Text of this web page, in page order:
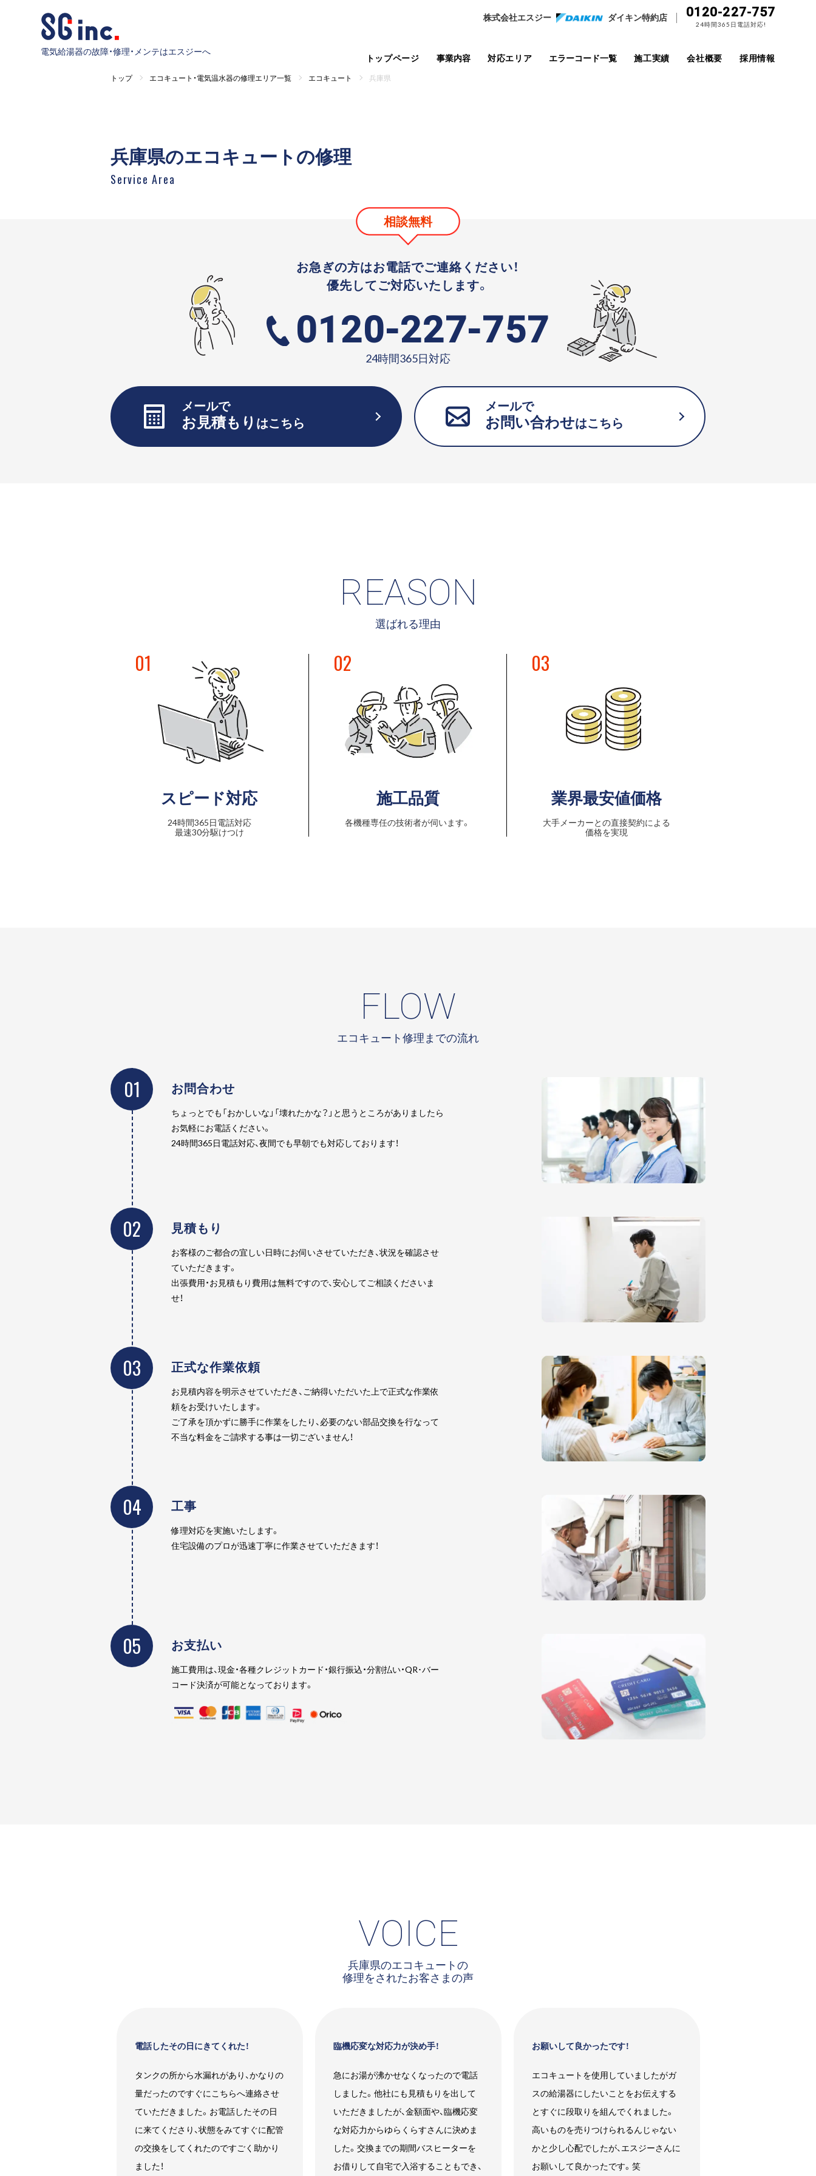
電気給湯器の故障・修理・メンテはエスジーへ
株式会社エスジー ダイキン特約店 0120-227-757
24時間365日電話対応!
トップページ 事業内容 対応エリア エラーコード一覧 施工実績 会社概要 採用情報
トップ エコキュート・電気温水器の修理エリア一覧 エコキュート 兵庫県
兵庫県のエコキュートの修理
Service Area
相談無料
お急ぎの方はお電話でご連絡ください！
優先してご対応いたします。
0120-227-757
24時間365日対応
メールで
お見積もり はこちら
メールで
お問い合わせはこちら
REASON
選ばれる理由
01
スピード対応
24時間365日電話対応
最速30分駆けつけ
02
施工品質
各機種専任の技術者が伺います。
03
業界最安値価格
大手メーカーとの直接契約による
価格を実現
FLOW
エコキュート修理までの流れ
01 お問合わせ
ちょっとでも「おかしいな」「壊れたかな？」と思うところがありましたら
お気軽にお電話ください。
24時間365日電話対応、夜間でも早朝でも対応しております！
02 見積もり
お客様のご都合の宜しい日時にお伺いさせていただき、状況を確認させ
ていただきます。
出張費用・お見積もり費用は無料ですので、安心してご相談くださいま
せ！
03 正式な作業依頼
お見積内容を明示させていただき、ご納得いただいた上で正式な作業依
頼をお受けいたします。
ご了承を頂かずに勝手に作業をしたり、必要のない部品交換を行なって
不当な料金をご請求する事は一切ございません！
04 工事
修理対応を実施いたします。
住宅設備のプロが迅速丁寧に作業させていただきます！
05 お支払い
施工費用は、現金・各種クレジットカード・銀行振込・分割払い・QR･バー
コード決済が可能となっております。
VOICE
兵庫県のエコキュートの
修理をされたお客さまの声
電話したその日にきてくれた！
タンクの所から水漏れがあり、かなりの
量だったのですぐにこちらへ連絡させ
ていただきました。お電話したその日
に来てくださり、状態をみてすぐに配管
の交換をしてくれたのですごく助かり
ました！
臨機応変な対応力が決め手！
急にお湯が沸かせなくなったので電話
しました。他社にも見積もりを出して
いただきましたが、金額面や、臨機応変
な対応力からゆらくらすさんに決めま
した。交換までの期間バスヒーターを
お借りして自宅で入浴することもでき、
お願いして良かったです！
エコキュートを使用していましたがガ
スの給湯器にしたいことをお伝えする
とすぐに段取りを組んでくれました。
高いものを売りつけられるんじゃない
かと少し心配でしたが、エスジーさんに
お願いして良かったです。笑